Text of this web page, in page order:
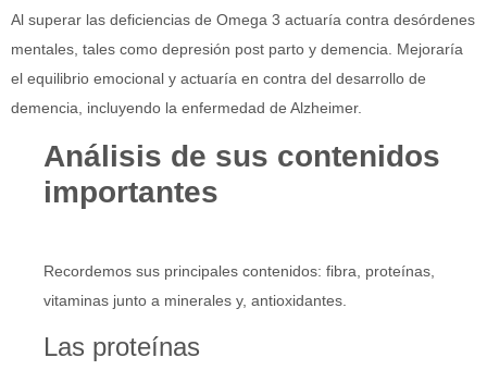
Al superar las deficiencias de Omega 3 actuaría contra desórdenes
mentales, tales como depresión post parto y demencia. Mejoraría
el equilibrio emocional y actuaría en contra del desarrollo de
demencia, incluyendo la enfermedad de Alzheimer.
Análisis de sus contenidos
importantes
Recordemos sus principales contenidos: fibra, proteínas,
vitaminas junto a minerales y, antioxidantes.
Las proteínas